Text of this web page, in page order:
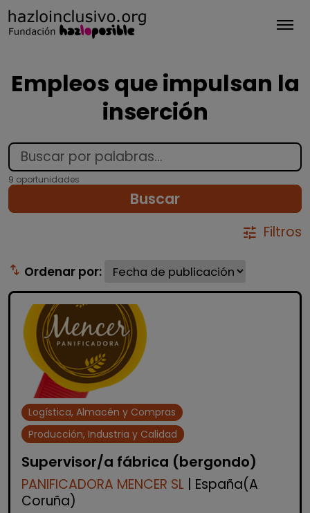
Empleos que impulsan la
inserción
9 oportunidades
Buscar
tune Filtros
swap_vert Ordenar por:
Logística, Almacén y Compras
Producción, Industria y Calidad
Supervisor/a fábrica (bergondo)
PANIFICADORA MENCER SL | España(A
Coruña)